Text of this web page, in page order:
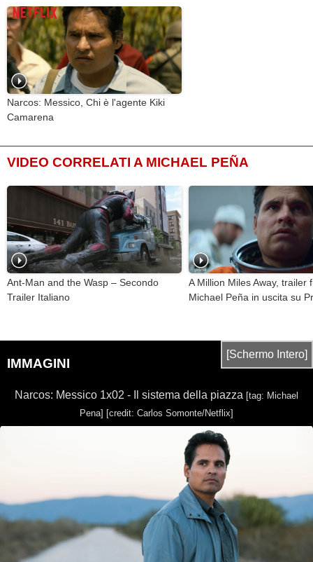
Narcos: Messico, Chi è l'agente Kiki
Camarena
VIDEO CORRELATI A MICHAEL PEÑA
Ant-Man and the Wasp – Secondo
Trailer Italiano
A Million Miles Away, trailer
Michael Peña in uscita su
IMMAGINI
[Schermo Intero]
Narcos: Messico 1x02 - Il sistema della piazza [tag: Michael
Pena] [credit: Carlos Somonte/Netflix]